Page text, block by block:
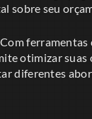
sobre seu
ferramentas
otimizar
diferentes